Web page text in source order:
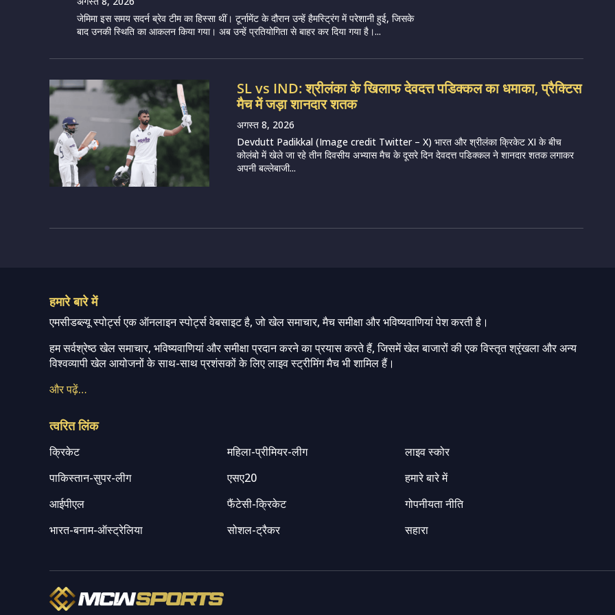
जेमिमा इस समय सदर्न ब्रेव टीम का हिस्सा थीं। टूर्नामेंट के दौरान उन्हें हैमस्ट्रिंग में परेशानी हुई, जिसके
बाद उनकी स्थिति का आकलन किया गया। अब उन्हें प्रतियोगिता से बाहर कर दिया गया है।...
SL vs IND: श्रीलंका के खिलाफ देवदत्त पडिक्कल का धमाका, प्रैक्टिस
मैच में जड़ा शानदार शतक
अगस्त 8, 2026
Devdutt Padikkal (Image credit Twitter – X) भारत और श्रीलंका क्रिकेट XI के बीच
कोलंबो में खेले जा रहे तीन दिवसीय अभ्यास मैच के दूसरे दिन देवदत्त पडिक्कल ने शानदार शतक लगाकर
अपनी बल्लेबाजी...
हमारे बारे में
एमसीडब्ल्यू स्पोर्ट्स एक ऑनलाइन स्पोर्ट्स वेबसाइट है, जो खेल समाचार, मैच समीक्षा और भविष्यवाणियां पेश करती है।
हम सर्वश्रेष्ठ खेल समाचार, भविष्यवाणियां और समीक्षा प्रदान करने का प्रयास करते हैं, जिसमें खेल बाजारों की एक विस्तृत श्रृंखला और अन्य
विश्वव्यापी खेल आयोजनों के साथ-साथ प्रशंसकों के लिए लाइव स्ट्रीमिंग मैच भी शामिल हैं।
और पढ़ें…
त्वरित लिंक
क्रिकेट महिला-प्रीमियर-लीग
लाइव स्कोर
पाकिस्तान-सुपर-लीग
एसए20
हमारे बारे में
आईपीएल
फैंटेसी-क्रिकेट
गोपनीयता नीति
भारत-बनाम-ऑस्ट्रेलिया
सोशल-ट्रैकर सहारा